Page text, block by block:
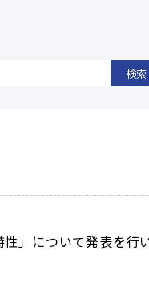
検索
」について発表を行